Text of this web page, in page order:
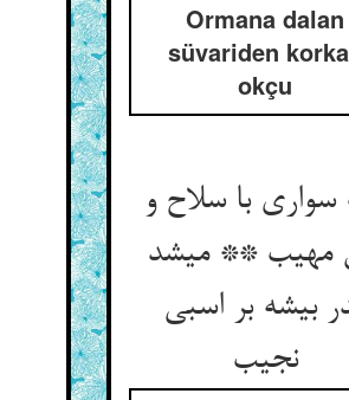
Ormana dalan
süvariden
okçu
با سلاح و
مهیب ** می‏شد
بیشه بر اسبی
نجیب‏